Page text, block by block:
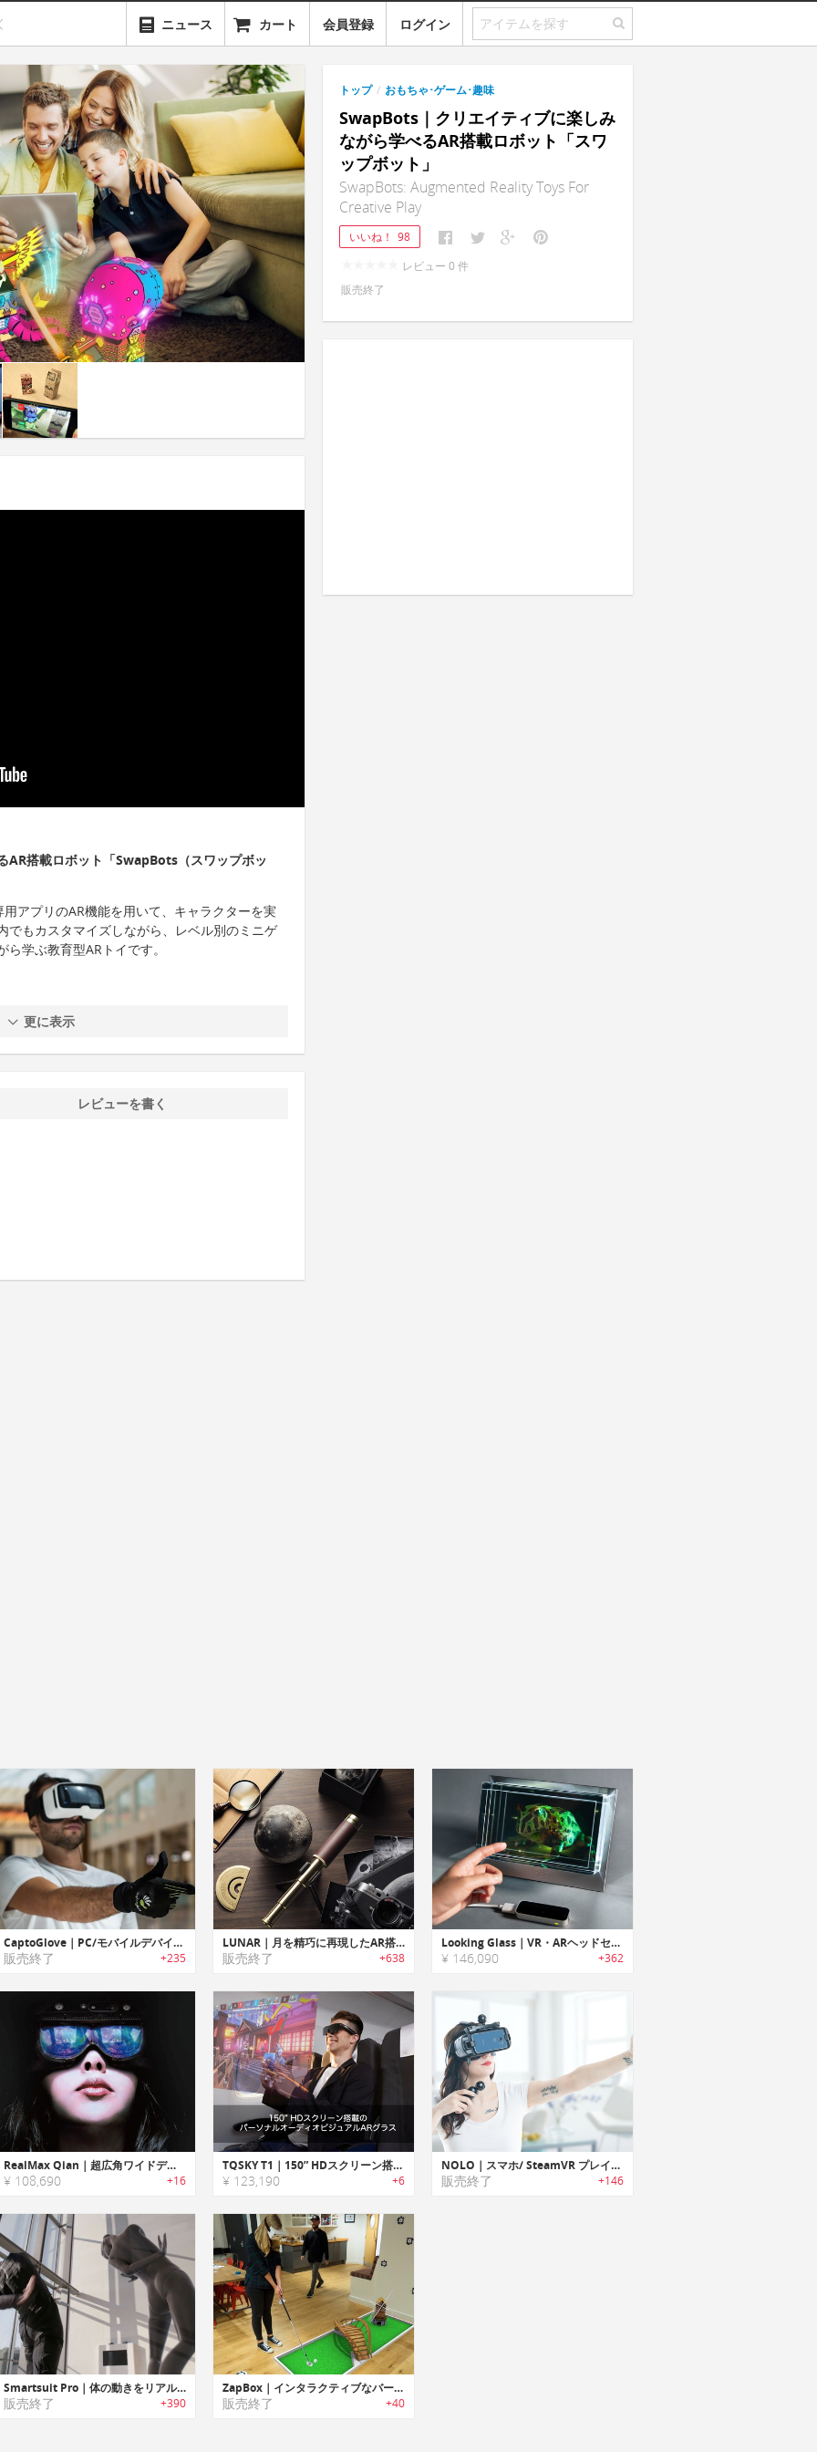
ニュース カート 会員登録 ログイン
AR搭載ロボット「SwapBots（スワップボッ
アプリのAR機能を用いて、キャラクターを実
でもカスタマイズしながら、レベル別のミニゲ
学ぶ教育型ARトイです。
更に表示
レビューを書く
トップ / おもちゃ･ゲーム･趣味
SwapBots｜クリエイティブに楽しみ
ながら学べるAR搭載ロボット「スワ
ップボット」
SwapBots: Augmented Reality Toys For
Creative Play
いいね！ 98
レビュー 0 件
販売終了
CaptoGlove｜PC/モバイルデバイス用ウェアラブルグローブコントローラー「キャプトグローブ」
販売終了 +235
LUNAR｜月を精巧に再現したAR搭載ムーンモデル「ルナー」
販売終了 +638
Looking Glass｜VR・ARヘッドセットを使わずに3Dアートが楽しめるホログラフィックディスプレイ「ルッキンググラス」
¥ 146,090 +362
RealMax Qian｜超広角ワイドディスプレイ搭載ARヘッドセット「リアルマックスチャン」
¥ 108,690 +16
TQSKY T1｜150” HDスクリーン搭載のパーソナルオーディオビジュアルARグラス
¥ 123,190 +6
NOLO｜スマホ/ SteamVR プレイ用VRモーショントラッキングシステム「ノロ」
販売終了 +146
Smartsuit Pro｜体の動きをリアルタイムでモーションキャプチャ可能なボディスーツ「スマートスーツプロ」
販売終了 +390
ZapBox｜インタラクティブなバーチャルコンテンツにアクセス可能なMR（ミックスリアリティー）ヘッドセット「ザップボックス」
販売終了 +40